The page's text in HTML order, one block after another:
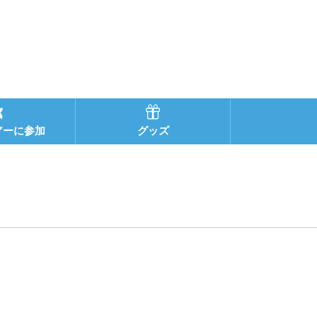
に参加 グッズ